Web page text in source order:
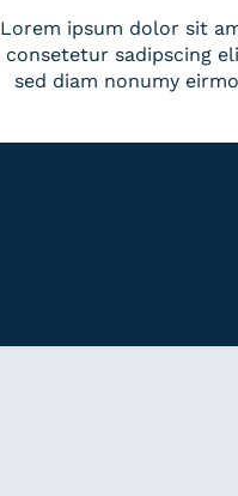
Lorem ipsum dolor sit
consetetur sadipscing
sed diam nonumy